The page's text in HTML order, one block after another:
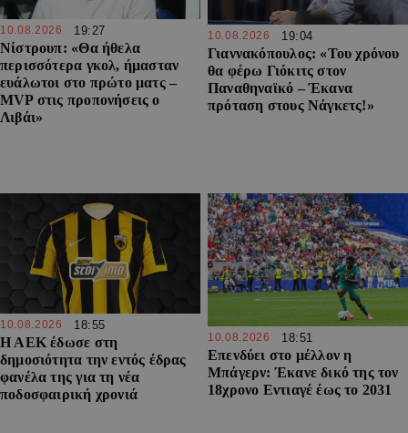
10.08.2026 19:27
Νίστρουπ: «Θα ήθελα
περισσότερα γκολ, ήμασταν
ευάλωτοι στο πρώτο ματς –
MVP στις προπονήσεις ο
Λιβάι»
10.08.2026 19:04
Γιαννακόπουλος: «Του χρόνου
θα φέρω Γιόκιτς στον
Παναθηναϊκό – Έκανα
πρόταση στους Νάγκετς!»
10.08.2026 18:55
Η ΑΕΚ έδωσε στη
δημοσιότητα την εντός έδρας
φανέλα της για τη νέα
ποδοσφαιρική χρονιά
10.08.2026 18:51
Επενδύει στο μέλλον η
Μπάγερν: Έκανε δικό της τον
18χρονο Εντιαγέ έως το 2031